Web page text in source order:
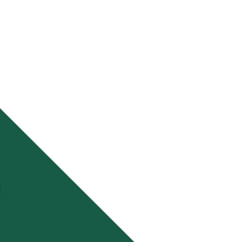
2000 av de tre elnätsföretagen
Energi samt Västra Orusts